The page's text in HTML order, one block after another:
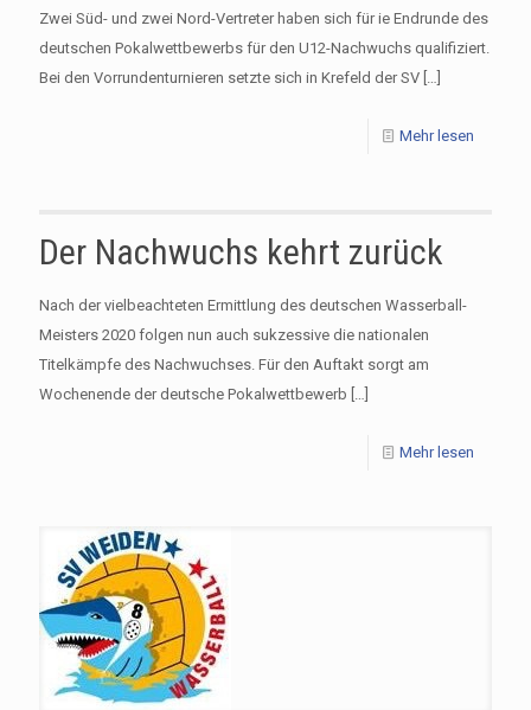
Zwei Süd- und zwei Nord-Vertreter haben sich für ie Endrunde des
deutschen Pokalwettbewerbs für den U12-Nachwuchs qualifiziert.
Bei den Vorrundenturnieren setzte sich in Krefeld der SV […]
Mehr lesen
Der Nachwuchs kehrt zurück
Nach der vielbeachteten Ermittlung des deutschen Wasserball-
Meisters 2020 folgen nun auch sukzessive die nationalen
Titelkämpfe des Nachwuchses. Für den Auftakt sorgt am
Wochenende der deutsche Pokalwettbewerb […]
Mehr lesen